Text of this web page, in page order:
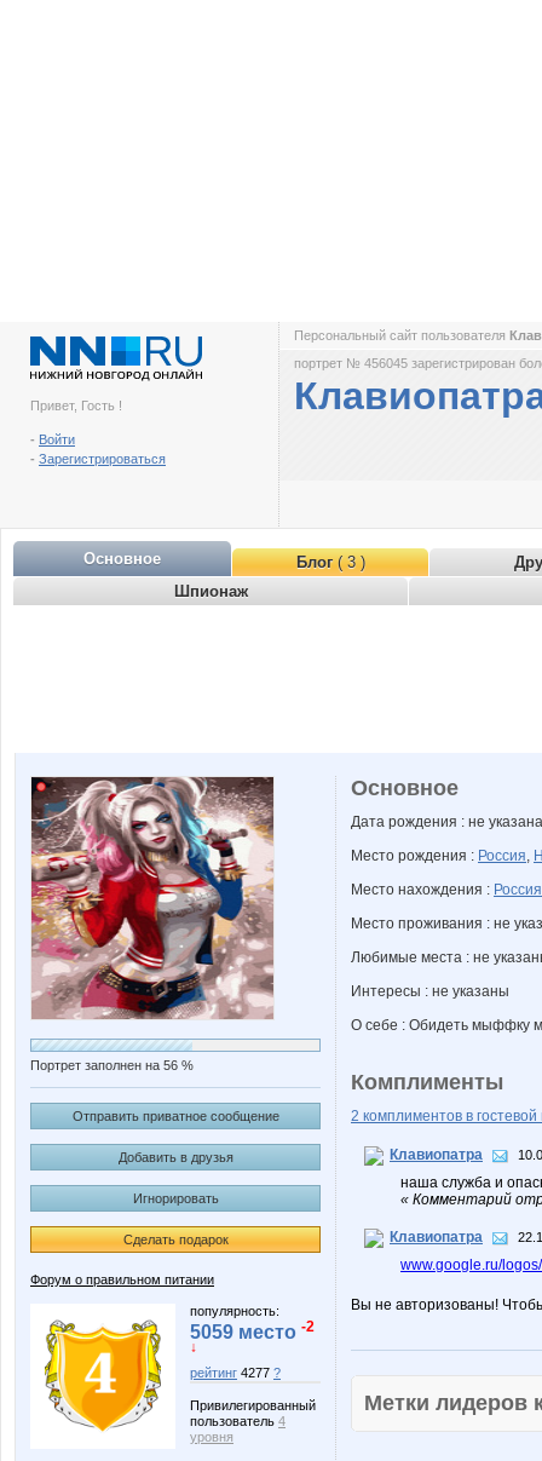
Привет, Гость !
- Войти
- Зарегистрироваться
Персональный сайт пользователя
портрет № 456045 зарегистрирован
Основное Блог( 3 )
Шпионаж
Портрет заполнен на 56 %
Отправить приватное сообщение
Добавить в друзья
Игнорировать
Сделать подарок
Форум о правильном питании
популярность:
5059 место -2
↓
рейтинг 4277 ?
Привилегированный
пользователь 4
уровня
Основное
Дата рождения : не указана
Место рождения : Россия,
Место нахождения : Россия
Место проживания : не
Любимые места : не
Интересы : не указаны
О себе : Обидеть мыффку
Комплименты
2 комплиментов в гостевой
Клавиопатра
наша служба и
« Комментарий
Клавиопатра
www.google.ru/
Вы не авторизованы!
Метки